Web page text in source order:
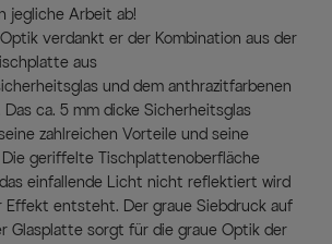
jegliche Arbeit ab!
verdankt er der Kombination aus der
aus
und dem anthrazitfarbenen
ca. 5 mm dicke Sicherheitsglas
zahlreichen Vorteile und seine
geriffelte Tischplattenoberfläche
einfallende Licht nicht reflektiert wird
Effekt entsteht. Der graue Siebdruck auf
Glasplatte sorgt für die graue Optik der